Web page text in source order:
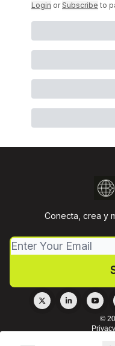
Login or Subscribe to
Conecta, crea y
©